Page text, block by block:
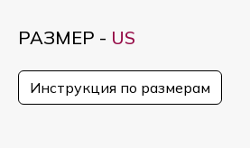
РАЗМЕР - US
Инструкция по размерам